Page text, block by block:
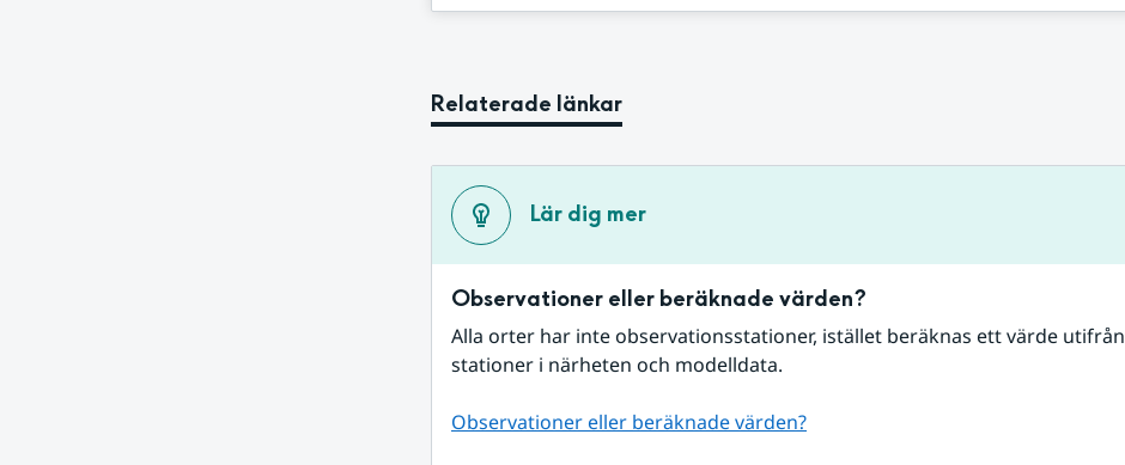
Relaterade länkar
Lär dig mer
Observationer eller beräknade värden?
Alla orter har inte observationsstationer, istället beräknas ett värde utifrån
stationer i närheten och modelldata.
Observationer eller beräknade värden?